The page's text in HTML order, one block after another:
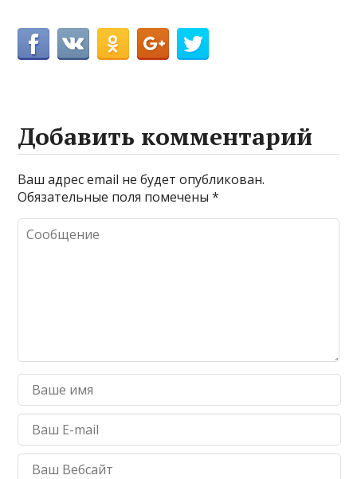
Добавить комментарий
Ваш адрес email не будет опубликован.
Обязательные поля помечены*